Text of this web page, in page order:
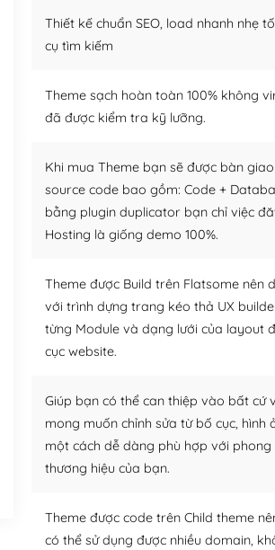
Thiết kế chuẩn SEO, load nhanh nhẹ
cụ tìm kiếm
Theme sạch hoàn toàn 100% không
đã được kiểm tra kỹ lưỡng.
Khi mua Theme bạn sẽ được bàn
source code bao gồm: Code +
bằng plugin duplicator bạn chỉ việc
Hosting là giống demo 100%.
Theme được Build trên Flatsome nên
với trình dựng trang kéo thả UX
từng Module và dạng lưới của layout
cục website.
Giúp bạn có thể can thiệp vào bất cứ
mong muốn chỉnh sửa từ bố cục, hình
một cách dễ dàng phù hợp với phong
thương hiệu của bạn.
Theme được code trên Child theme
có thể sử dụng được nhiều domain,